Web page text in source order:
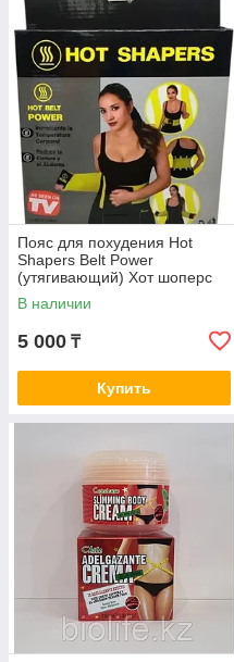
Пояс для похудения Hot
Shapers Belt Power
(утягивающий) Хот шоперс
В наличии
5 000 ₸
Купить